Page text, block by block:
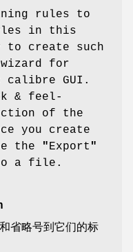
rules to
in this
to create such
for
GUI.
& feel-
of the
you create
the
"Export "
to a file.
省略号到它们的标